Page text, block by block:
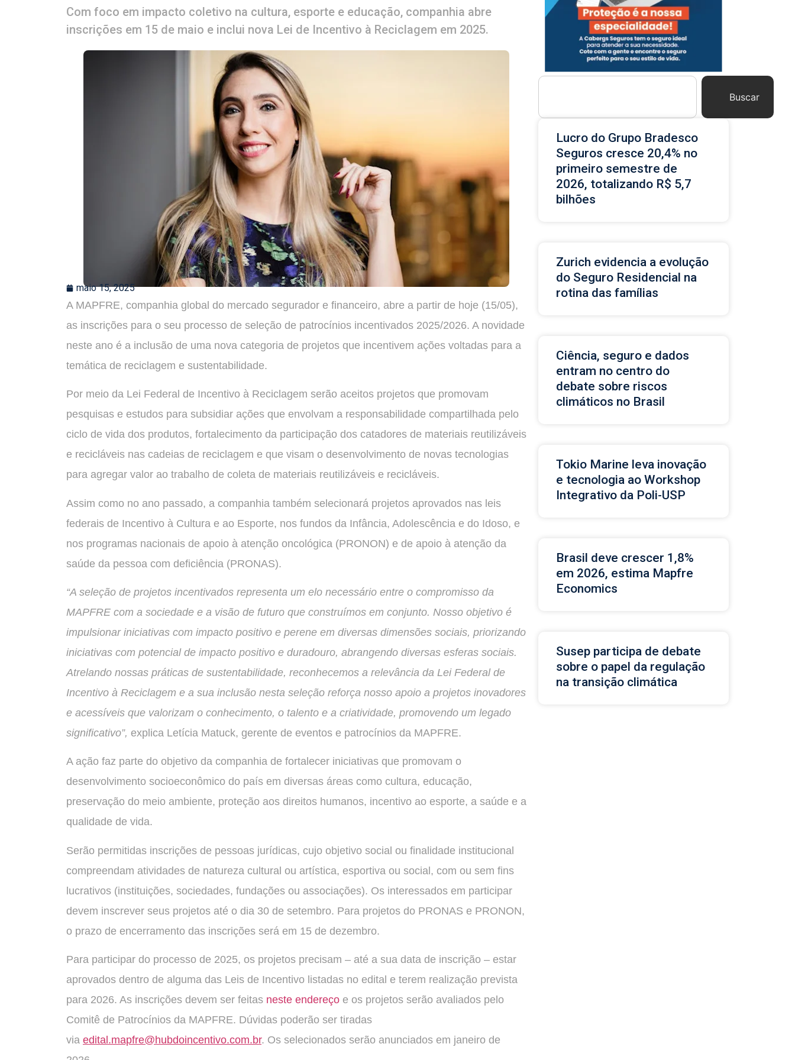
Com foco em impacto coletivo na cultura, esporte e educação, companhia abre
inscrições em 15 de maio e inclui nova Lei de Incentivo à Reciclagem em 2025.
maio 15, 2025
A MAPFRE, companhia global do mercado segurador e financeiro, abre a partir de hoje (15/05),
as inscrições para o seu processo de seleção de patrocínios incentivados 2025/2026. A novidade
neste ano é a inclusão de uma nova categoria de projetos que incentivem ações voltadas para a
temática de reciclagem e sustentabilidade.
Por meio da Lei Federal de Incentivo à Reciclagem serão aceitos projetos que promovam
pesquisas e estudos para subsidiar ações que envolvam a responsabilidade compartilhada pelo
ciclo de vida dos produtos, fortalecimento da participação dos catadores de materiais reutilizáveis
e recicláveis nas cadeias de reciclagem e que visam o desenvolvimento de novas tecnologias
para agregar valor ao trabalho de coleta de materiais reutilizáveis e recicláveis.
Assim como no ano passado, a companhia também selecionará projetos aprovados nas leis
federais de Incentivo à Cultura e ao Esporte, nos fundos da Infância, Adolescência e do Idoso, e
nos programas nacionais de apoio à atenção oncológica (PRONON) e de apoio à atenção da
saúde da pessoa com deficiência (PRONAS).
“A seleção de projetos incentivados representa um elo necessário entre o compromisso da
MAPFRE com a sociedade e a visão de futuro que construímos em conjunto. Nosso objetivo é
impulsionar iniciativas com impacto positivo e perene em diversas dimensões sociais, priorizando
iniciativas com potencial de impacto positivo e duradouro, abrangendo diversas esferas sociais.
Atrelando nossas práticas de sustentabilidade, reconhecemos a relevância da Lei Federal de
Incentivo à Reciclagem e a sua inclusão nesta seleção reforça nosso apoio a projetos inovadores
e acessíveis que valorizam o conhecimento, o talento e a criatividade, promovendo um legado
significativo”, explica Letícia Matuck, gerente de eventos e patrocínios da MAPFRE.
A ação faz parte do objetivo da companhia de fortalecer iniciativas que promovam o
desenvolvimento socioeconômico do país em diversas áreas como cultura, educação,
preservação do meio ambiente, proteção aos direitos humanos, incentivo ao esporte, a saúde e a
qualidade de vida.
Serão permitidas inscrições de pessoas jurídicas, cujo objetivo social ou finalidade institucional
compreendam atividades de natureza cultural ou artística, esportiva ou social, com ou sem fins
lucrativos (instituições, sociedades, fundações ou associações). Os interessados em participar
devem inscrever seus projetos até o dia 30 de setembro. Para projetos do PRONAS e PRONON,
o prazo de encerramento das inscrições será em 15 de dezembro.
Para participar do processo de 2025, os projetos precisam – até a sua data de inscrição – estar
aprovados dentro de alguma das Leis de Incentivo listadas no edital e terem realização prevista
para 2026. As inscrições devem ser feitas neste endereço e os projetos serão avaliados pelo
Comitê de Patrocínios da MAPFRE. Dúvidas poderão ser tiradas
via edital.mapfre@hubdoincentivo.com.br. Os selecionados serão anunciados em janeiro de
Buscar
Lucro do Grupo Bradesco
Seguros cresce 20,4% no
primeiro semestre de
2026, totalizando R$ 5,7
bilhões
Zurich evidencia a evolução
do Seguro Residencial na
rotina das famílias
Ciência, seguro e dados
entram no centro do
debate sobre riscos
climáticos no Brasil
Tokio Marine leva inovação
e tecnologia ao Workshop
Integrativo da Poli-USP
Brasil deve crescer 1,8%
em 2026, estima Mapfre
Economics
Susep participa de debate
sobre o papel da regulação
na transição climática